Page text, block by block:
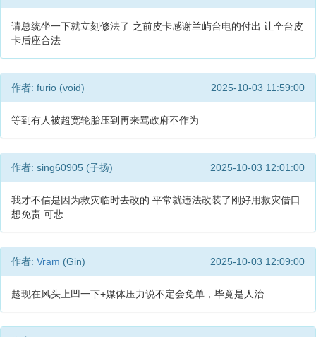
请总统坐一下就立刻修法了 之前皮卡感谢兰屿台电的付出 让全台皮
卡后座合法
作者: furio (void) 2025-10-03 11:59:00
等到有人被超宽轮胎压到再来骂政府不作为
作者: sing60905 (子扬) 2025-10-03 12:01:00
我才不信是因为救灾临时去改的 平常就违法改装了刚好用救灾借口
想免责 可悲
作者: Vram (Gin) 2025-10-03 12:09:00
趁现在风头上凹一下+媒体压力说不定会免单，毕竟是人治